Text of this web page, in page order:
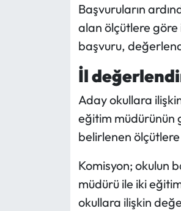
Başvuruların
alan ölçütlere göre
başvuru,
İl
Aday okullara
eğitim müdürünün
belirlenen
Komisyon; okulun
müdürü ile iki
okullara ilişkin
Uğurludağ Haberleri
Yemek Tarifleri